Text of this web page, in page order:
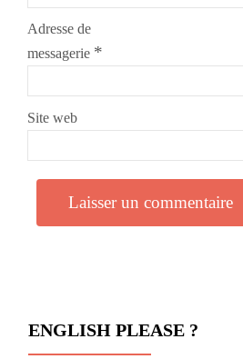
Adresse de
messagerie *
Site web
ENGLISH PLEASE ?